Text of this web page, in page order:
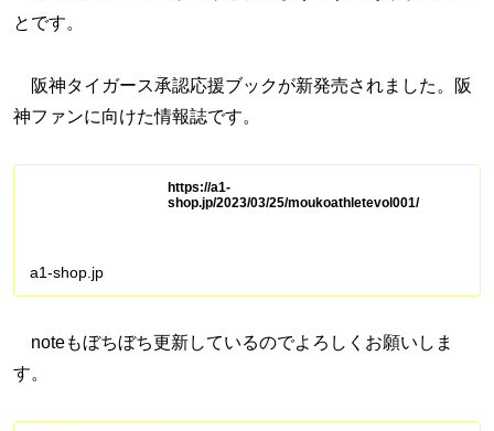
とです。
阪神タイガース承認応援ブックが新発売されました。阪
神ファンに向けた情報誌です。
https://a1-
shop.jp/2023/03/25/moukoathletevol001/
a1-shop.jp
noteもぼちぼち更新しているのでよろしくお願いしま
す。